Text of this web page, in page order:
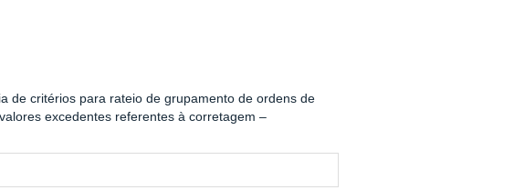
de critérios para rateio de grupamento de ordens de
excedentes referentes à corretagem –